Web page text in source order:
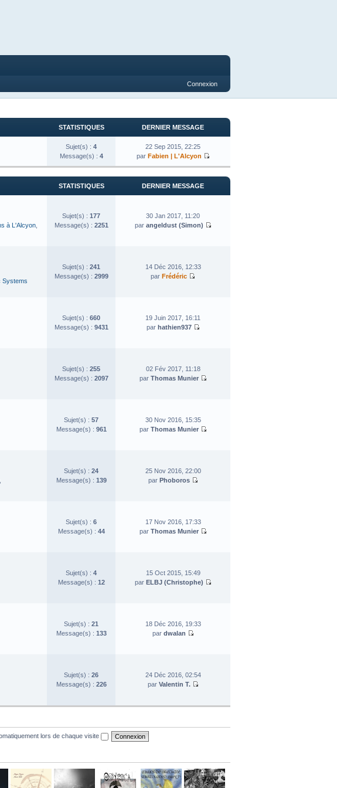
Connexion
STATISTIQUES DERNIER MESSAGE
Sujet(s) : 4
Message(s) : 4
22 Sep 2015, 22:25
par Fabien | L'Alcyon
STATISTIQUES DERNIER MESSAGE
à L'Alcyon
Sujet(s) : 177
Message(s) : 2251
30 Jan 2017, 11:20
par angeldust (Simon)
Systems
Sujet(s) : 241
Message(s) : 2999
14 Déc 2016, 12:33
par Frédéric
Sujet(s) : 660
Message(s) : 9431
19 Juin 2017, 16:11
par hathien937
Sujet(s) : 255
Message(s) : 2097
02 Fév 2017, 11:18
par Thomas Munier
Sujet(s) : 57
Message(s) : 961
30 Nov 2016, 15:35
par Thomas Munier
Sujet(s) : 24
Message(s) : 139
25 Nov 2016, 22:00
par Phoboros
Sujet(s) : 6
Message(s) : 44
17 Nov 2016, 17:33
par Thomas Munier
Sujet(s) : 4
Message(s) : 12
15 Oct 2015, 15:49
par ELBJ (Christophe)
Sujet(s) : 21
Message(s) : 133
18 Déc 2016, 19:33
par dwalan
Sujet(s) : 26
Message(s) : 226
24 Déc 2016, 02:54
par Valentin T.
lors de chaque visite